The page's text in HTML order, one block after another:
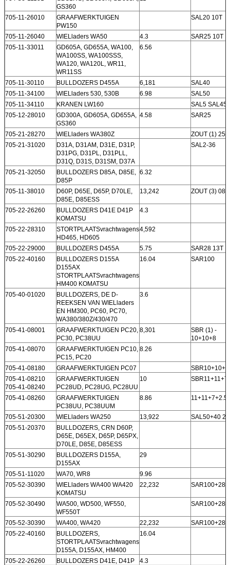
GS360
705-11-26010
GRAAFWERKTUIGEN
PW150
SAL20 10T
705-11-26040 WIELladers WA50 4.3
SAR25 10T
705-11-33011
GD605A, GD655A, WA100,
WA100SS, WA100SSS,
WA120, WA120L, WR11,
WR11SS
6.56
705-11-30110 BULLDOZERS D455A 6,181
SAL40
705-11-34100
WIELladers 530, 530B 6.98
SAL50
705-11-34110
KRANEN LW160
SAL5 SAL45
705-12-28010
GD300A, GD605A, GD655A,
GS360
4.58 SAR25
705-21-28270 WIELladers WA380Z
ZOUT (1) 25
705-21-31020
D31A, D31AM, D31E, D31P,
D31PG, D31PL, D31PLL,
D31Q, D31S, D31SM, D37A
SAL2-36
705-21-32050
BULLDOZERS D85A, D85E,
D85P
6.32
705-11-38010
D60P, D65E, D65P, D70LE,
D85E, D85ESS
13,242 ZOUT (3) 080
705-22-26260
BULLDOZERS D41E D41P
KOMATSU
4.3
705-22-28310
STORTPLAATSvrachtwagens
HD465, HD605
4,592
705-22-29000 BULLDOZERS D455A 5.75
SAR28 13T
705-22-40160
BULLDOZERS D155A
D155AX
STORTPLAATSvrachtwagens
HM400 KOMATSU
16.04 SAR100
705-40-01020
BULLDOZERS, DE D-
REEKSEN VAN WIELladers
EN HM300, PC60, PC70,
WA380/380Z/430/470
3.6
705-41-08001
GRAAFWERKTUIGEN PC20,
PC30, PC38UU
8,301
SBR (1) -
10+10+8
705-41-08070
GRAAFWERKTUIGEN PC10,
PC15, PC20
8.26
705-41-08180 GRAAFWERKTUIGEN PC07
705-41-08210
705-41-08240
GRAAFWERKTUIGEN
PC28UD, PC28UG, PC28UU
10
705-41-08260
GRAAFWERKTUIGEN
PC38UU, PC38UUM
8.86 11+11+7+2.5
705-51-20300 WIELladers WA250 13,922
SAL50+40
705-51-20370
BULLDOZERS, CRN D60P,
D65E, D65EX, D65P, D65PX,
D70LE, D85E, D85ESS
705-51-30290
BULLDOZERS D155A,
D155AX
29
705-51-11020 WA70, WR8
9.96
705-52-30390
WIELladers WA400 WA420
KOMATSU
22,232 SAR100+28
705-52-30490
WA500, WD500, WF550,
WF550T
SAR100+28
705-52-30390 WA400, WA420 22,232
SAR100+28
705-22-40160
BULLDOZERS,
STORTPLAATSvrachtwagens
D155A, D155AX, HM400
16.04
705-22-26260 BULLDOZERS D41E, D41P
4.3